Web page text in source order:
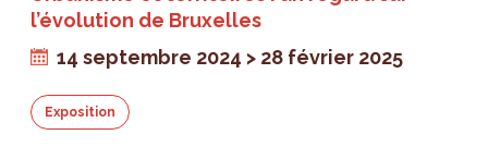
l’évolution de Bruxelles
14 septembre 2024 > 28 février 2025
Exposition